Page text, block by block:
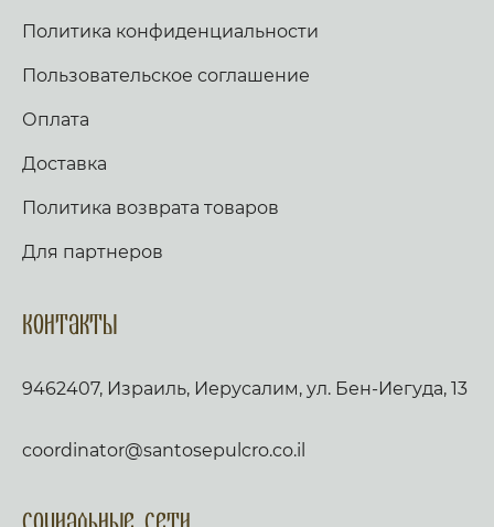
Политика конфиденциальности
Пользовательское соглашение
Оплата
Доставка
Политика возврата товаров
Для партнеров
Контакты
9462407, Израиль, Иерусалим, ул. Бен-Иегуда, 13
coordinator@santosepulcro.co.il